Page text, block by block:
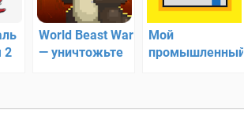
2
World Beast War
— уничтожьте
Мой
промышленный